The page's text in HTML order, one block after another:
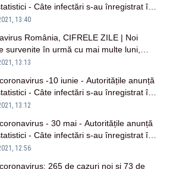
- Câte infectări s-au înregistrat în
24 de ore
13:40
România, CIFRELE ZILE | Noi
survenite în urmă cu mai multe luni,
astăzi
13:13
-10 iunie - Autoritățile anunță
- Câte infectări s-au înregistrat în
24 de ore
13:12
- 30 mai - Autoritățile anunță
- Câte infectări s-au înregistrat în
24 de ore
12:56
265 de cazuri noi și 73 de